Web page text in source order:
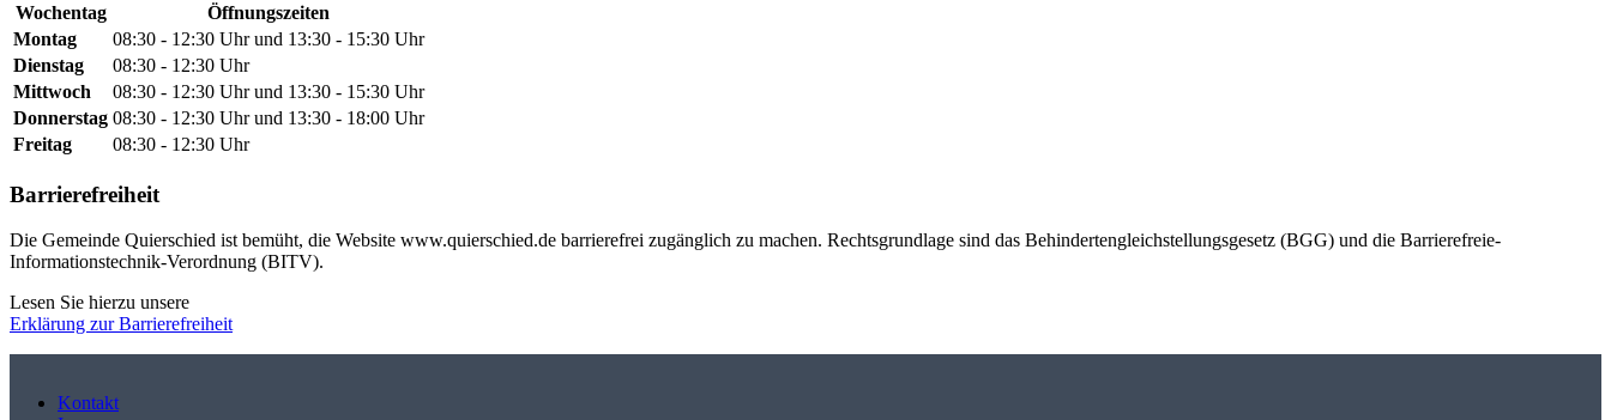
Wochentag
Öffnungszeiten
Montag
08:30 - 12:30 Uhr und 13:30 - 15:30 Uhr
Dienstag
08:30 - 12:30 Uhr
Mittwoch
08:30 - 12:30 Uhr und 13:30 - 15:30 Uhr
Donnerstag 08:30 - 12:30 Uhr und 13:30 - 18:00 Uhr
Freitag
08:30 - 12:30 Uhr
Barrierefreiheit
Die Gemeinde Quierschied ist bemüht, die Website www.quierschied.de barrierefrei zugänglich zu machen. Rechtsgrundlage sind das Behindertengleichstellungsgesetz (BGG) und die Barrierefreie-
Informationstechnik-Verordnung (BITV).
Lesen Sie hierzu unsere
Erklärung zur Barrierefreiheit
Kontakt